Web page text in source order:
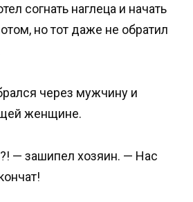
согнать наглеца и начать
но тот даже не обратил
через мужчину и
женщине.
— зашипел хозяин. — Нас